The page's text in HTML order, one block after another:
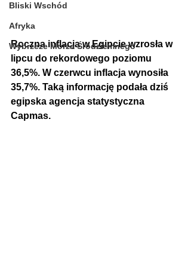
Bliski Wschód
Afryka
Wybrzeże Morza Śródziemnego
Roczna inflacja w Egipcie wzrosła w
lipcu do rekordowego poziomu
36,5%. W czerwcu inflacja wynosiła
35,7%. Taką informację podała dziś
egipska agencja statystyczna
Capmas.